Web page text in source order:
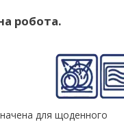
робота.
для щоденного